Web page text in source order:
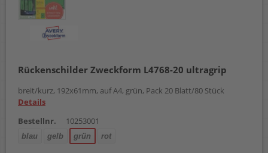
Rückenschilder Zweckform L4768-20 ultragrip
breit/kurz, 192x61mm, auf A4, grün, Pack 20 Blatt/80 Stück
Details
Bestellnr.
10253001
blau gelb grün rot